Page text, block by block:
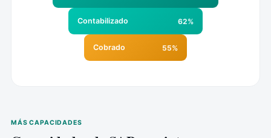
Contabilizado 62%
Cobrado 55%
MÁS CAPACIDADES